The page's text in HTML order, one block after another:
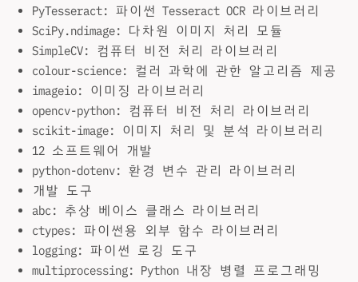
PyTesseract: 파이썬 Tesseract OCR 라이브러리
SciPy.ndimage: 다차원 이미지 처리 모듈
SimpleCV: 컴퓨터 비전 처리 라이브러리
colour-science: 컬러 과학에 관한 알고리즘 제공
imageio: 이미징 라이브러리
opencv-python: 컴퓨터 비전 처리 라이브러리
scikit-image: 이미지 처리 및 분석 라이브러리
12 소프트웨어 개발
python-dotenv: 환경 변수 관리 라이브러리
개발 도구
abc: 추상 베이스 클래스 라이브러리
ctypes: 파이썬용 외부 함수 라이브러리
logging: 파이썬 로깅 도구
multiprocessing: Python 내장 병렬 프로그래밍